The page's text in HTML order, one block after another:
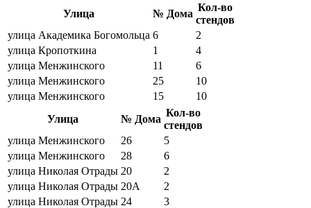
Улица
№ Дома
Кол-во
стендов
улица Академика Богомольца 6
2
улица Кропоткина
1
4
улица Менжинского
11
6
улица Менжинского
25
10
улица Менжинского
15
10
Улица
№ Дома
Кол-во
стендов
улица Менжинского
26
5
улица Менжинского
28
6
улица Николая Отрады 20
2
улица Николая Отрады 20А
2
улица Николая Отрады 24
3